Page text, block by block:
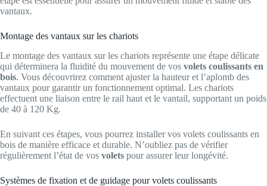
vantaux.
Montage des vantaux sur les chariots
Le montage des vantaux sur les chariots représente une étape délicate
qui déterminera la fluidité du mouvement de vos volets coulissants en
bois. Vous découvrirez comment ajuster la hauteur et l’aplomb des
vantaux pour garantir un fonctionnement optimal. Les chariots
effectuent une liaison entre le rail haut et le vantail, supportant un poids
de 40 à 120 Kg.
En suivant ces étapes, vous pourrez installer vos volets coulissants en
bois de manière efficace et durable. N’oubliez pas de vérifier
régulièrement l’état de vos volets pour assurer leur longévité.
Systèmes de fixation et de guidage pour volets coulissants